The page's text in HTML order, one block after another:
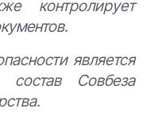
контролирует
является
состав Совбеза